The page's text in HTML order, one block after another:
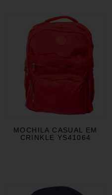
MOCHILA CASUAL EM
CRINKLE YS41064